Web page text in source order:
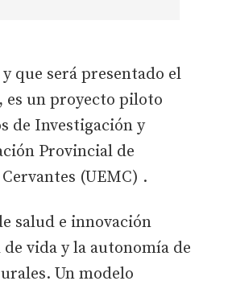
que será presentado el
es un proyecto piloto
de Investigación y
Provincial de
(UEMC) .
salud e innovación
vida y la autonomía de
Un modelo